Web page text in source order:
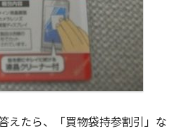
えたら、「買物袋持参割引」な